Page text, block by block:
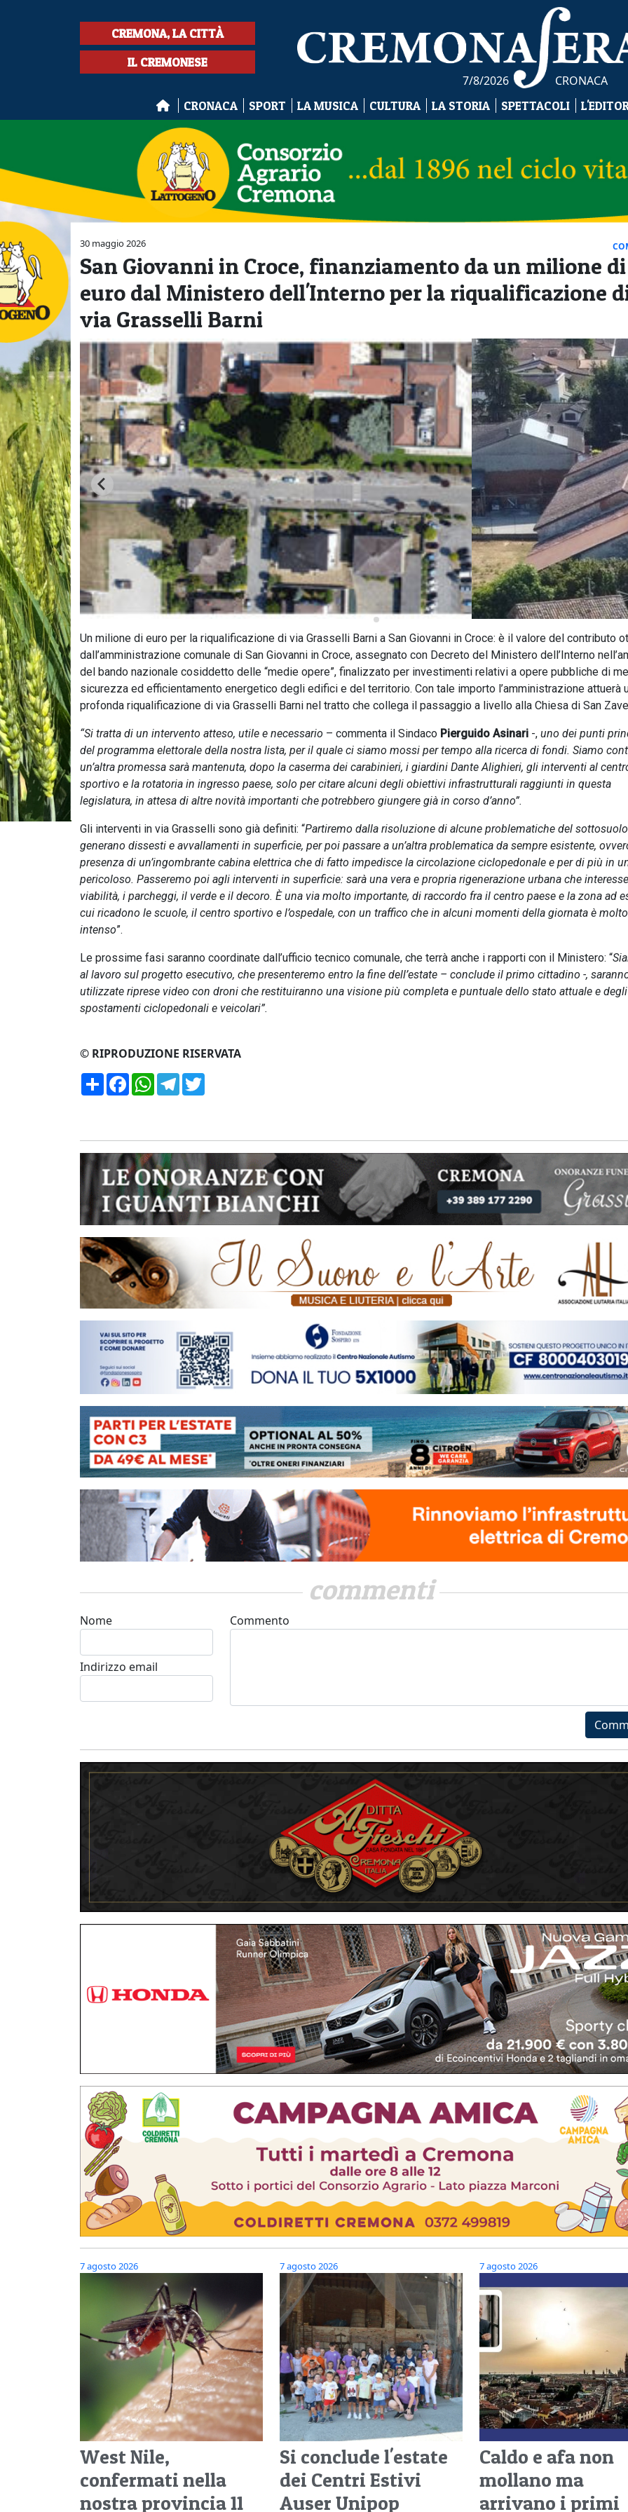
CREMONA, LA CITTÀ
IL CREMONESE
7/8/2026 CRONACA
CRONACA SPORT LA MUSICA CULTURA LA STORIA SPETTACOLI
30 maggio 2026
San Giovanni in Croce, finanziamento da un milione di
euro dal Ministero dell'Interno per la riqualificazione
via Grasselli Barni
Un milione di euro per la riqualificazione di via Grasselli Barni a San Giovanni in Croce: è il valore del contributo
dall’amministrazione comunale di San Giovanni in Croce, assegnato con Decreto del Ministero dell’Interno
del bando nazionale cosiddetto delle “medie opere”, finalizzato per investimenti relativi a opere pubbliche di
sicurezza ed efficientamento energetico degli edifici e del territorio. Con tale importo l’amministrazione attuerà
profonda riqualificazione di via Grasselli Barni nel tratto che collega il passaggio a livello alla Chiesa di San
“Si tratta di un intervento atteso, utile e necessario – commenta il Sindaco Pierguido Asinari -, uno dei punti
del programma elettorale della nostra lista, per il quale ci siamo mossi per tempo alla ricerca di fondi. Siamo
un’altra promessa sarà mantenuta, dopo la caserma dei carabinieri, i giardini Dante Alighieri, gli interventi al
sportivo e la rotatoria in ingresso paese, solo per citare alcuni degli obiettivi infrastrutturali raggiunti in questa
legislatura, in attesa di altre novità importanti che potrebbero giungere già in corso d’anno”.
Gli interventi in via Grasselli sono già definiti: “Partiremo dalla risoluzione di alcune problematiche del
generano dissesti e avvallamenti in superficie, per poi passare a un’altra problematica da sempre esistente,
presenza di un’ingombrante cabina elettrica che di fatto impedisce la circolazione ciclopedonale e per di più in
pericoloso. Passeremo poi agli interventi in superficie: sarà una vera e propria rigenerazione urbana che
viabilità, i parcheggi, il verde e il decoro. È una via molto importante, di raccordo fra il centro paese e la zona ad
cui ricadono le scuole, il centro sportivo e l’ospedale, con un traffico che in alcuni momenti della giornata è molto
intenso”.
Le prossime fasi saranno coordinate dall’ufficio tecnico comunale, che terrà anche i rapporti con il Ministero: “
al lavoro sul progetto esecutivo, che presenteremo entro la fine dell’estate – conclude il primo cittadino -,
utilizzate riprese video con droni che restituiranno una visione più completa e puntuale dello stato attuale e degli
spostamenti ciclopedonali e veicolari”.
© RIPRODUZIONE RISERVATA
CondividiFacebookWhatsApp
Telegram
commenti
Nome
Indirizzo email
Commento
7 agosto 2026
West Nile,
confermati nella
nostra provincia 11
7 agosto 2026
Si conclude l'estate
dei Centri Estivi
Auser Unipop
7 agosto 2026
Caldo e afa non
mollano ma
arrivano i primi